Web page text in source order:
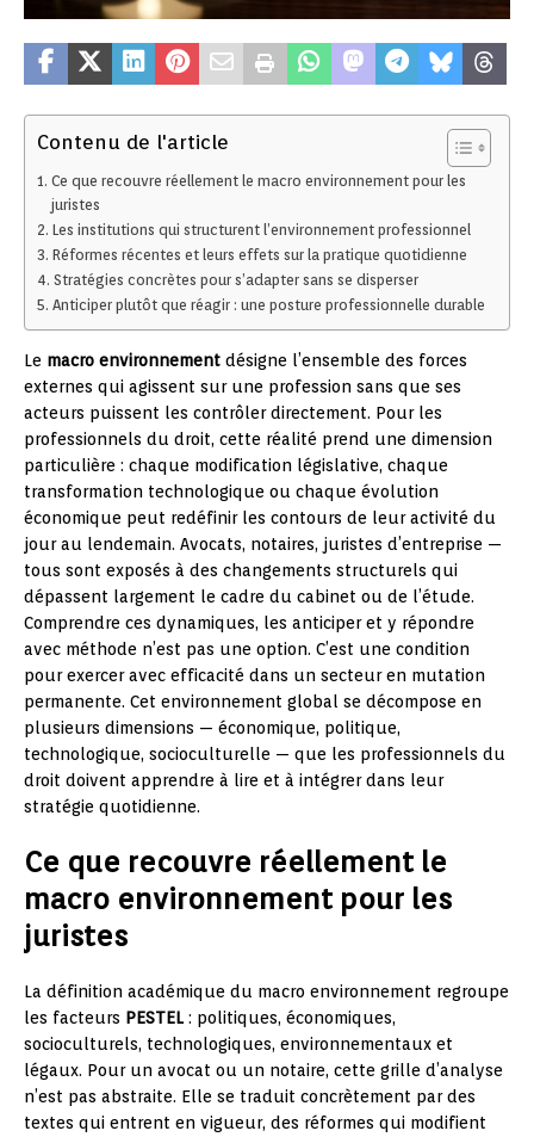
Contenu de l'article
Ce que recouvre réellement le macro environnement pour les
juristes
Les institutions qui structurent l’environnement professionnel
Réformes récentes et leurs effets sur la pratique quotidienne
Stratégies concrètes pour s’adapter sans se disperser
Anticiper plutôt que réagir : une posture professionnelle durable
Le macro environnement désigne l’ensemble des forces
externes qui agissent sur une profession sans que ses
acteurs puissent les contrôler directement. Pour les
professionnels du droit, cette réalité prend une dimension
particulière : chaque modification législative, chaque
transformation technologique ou chaque évolution
économique peut redéfinir les contours de leur activité du
jour au lendemain. Avocats, notaires, juristes d’entreprise —
tous sont exposés à des changements structurels qui
dépassent largement le cadre du cabinet ou de l’étude.
Comprendre ces dynamiques, les anticiper et y répondre
avec méthode n’est pas une option. C’est une condition
pour exercer avec efficacité dans un secteur en mutation
permanente. Cet environnement global se décompose en
plusieurs dimensions — économique, politique,
technologique, socioculturelle — que les professionnels du
droit doivent apprendre à lire et à intégrer dans leur
stratégie quotidienne.
Ce que recouvre réellement le
macro environnement pour les
juristes
La définition académique du macro environnement regroupe
les facteurs PESTEL : politiques, économiques,
socioculturels, technologiques, environnementaux et
légaux. Pour un avocat ou un notaire, cette grille d’analyse
n’est pas abstraite. Elle se traduit concrètement par des
textes qui entrent en vigueur, des réformes qui modifient